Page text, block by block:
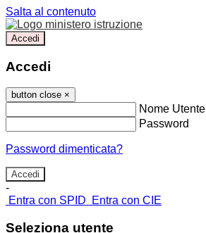
Salta al contenuto
Accedi
Accedi
button close ×
Nome Utente
Password
Password dimenticata?
-
Entra con SPID
Entra con CIE
Seleziona utente